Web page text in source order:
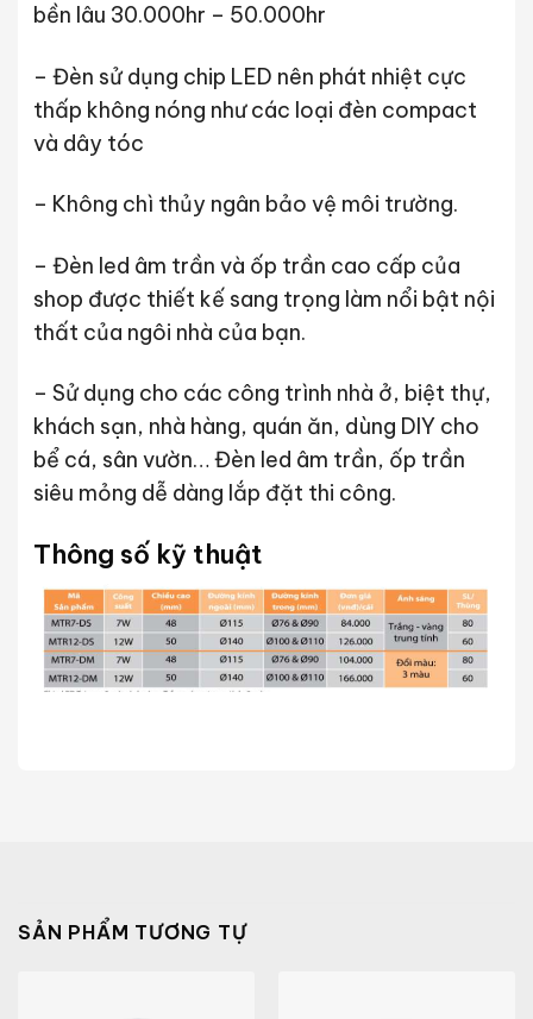
bền lâu 30.000hr – 50.000hr
– Đèn sử dụng chip LED nên phát nhiệt cực
thấp không nóng như các loại đèn compact
và dây tóc
– Không chì thủy ngân bảo vệ môi trường.
– Đèn led âm trần và ốp trần cao cấp của
shop được thiết kế sang trọng làm nổi bật nội
thất của ngôi nhà của bạn.
– Sử dụng cho các công trình nhà ở, biệt thự,
khách sạn, nhà hàng, quán ăn, dùng DIY cho
bể cá, sân vườn… Đèn led âm trần, ốp trần
siêu mỏng dễ dàng lắp đặt thi công.
Thông số kỹ thuật
SẢN PHẨM TƯƠNG TỰ